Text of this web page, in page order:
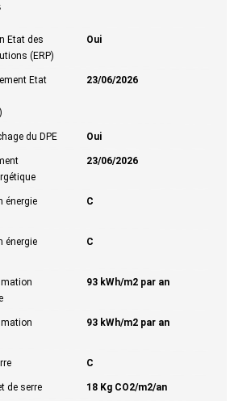
Etat des
(ERP)
Oui
Etat
23/06/2026
du DPE Oui
23/06/2026
énergie
C
énergie
C
93 kWh/m2 par an
93 kWh/m2 par an
C
de serre 18 Kg CO2/m2/an